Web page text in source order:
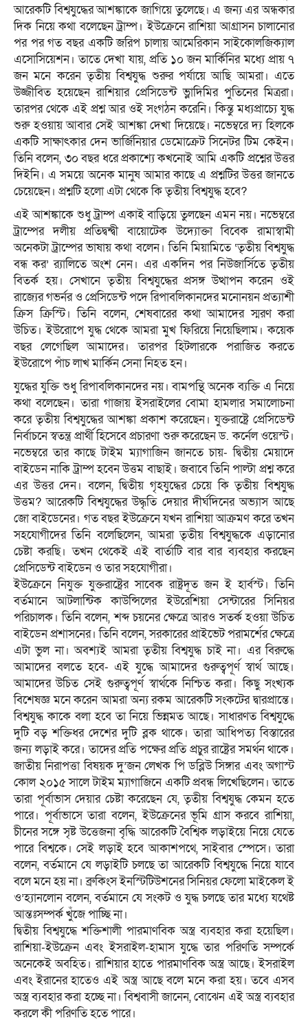
আরেকটি বিশ্বযুদ্ধের আশঙ্কাকে জাগিয়ে তুলেছে। এ জন্য এর অন্ধকার
দিক নিয়ে কথা বলেছেন ট্রাম্প। ইউক্রেনে রাশিয়া আগ্রাসন চালানোর
পর পর গত বছর একটি জরিপ চালায় আমেরিকান সাইকোলজিক্যাল
এসোসিয়েশন। তাতে দেখা যায়, প্রতি ১০ জন মার্কিনির মধ্যে প্রায় ৭
জন মনে করেন তৃতীয় বিশ্বযুদ্ধ শুরুর পর্যায়ে আছি আমরা। এতে
উজ্জীবিত হয়েছেন রাশিয়ার প্রেসিডেন্ট ভ্লাদিমির পুতিনের মিত্ররা।
তারপর থেকে এই প্রশ্ন আর ওই সংগঠন করেনি। কিন্তু মধ্যপ্রাচ্যে যুদ্ধ
শুরু হওয়ায় আবার সেই আশঙ্কা দেখা দিয়েছে। নভেম্বরে দ্য হিলকে
একটি সাক্ষাৎকার দেন ভার্জিনিয়ার ডেমোক্রেট সিনেটর টিম কেইন।
তিনি বলেন, ৩০ বছর ধরে প্রকাশ্যে কখনোই আমি একটি প্রশ্নের উত্তর
দিইনি। এ সময়ে অনেক মানুষ আমার কাছে এ প্রশ্নটির উত্তর জানতে
চেয়েছেন। প্রশ্নটি হলো এটা থেকে কি তৃতীয় বিশ্বযুদ্ধ হবে?
এই আশঙ্কাকে শুধু ট্রাম্প একাই বাড়িয়ে তুলছেন এমন নয়। নভেম্বরে
ট্রাম্পের দলীয় প্রতিদ্বন্দ্বী বায়োটেক উদ্যোক্তা বিবেক রামাস্বামী
অনেকটা ট্রাম্পের ভাষায় কথা বলেন। তিনি মিয়ামিতে ‘তৃতীয় বিশ্বযুদ্ধ
বন্ধ কর’ র‌্যালিতে অংশ নেন। এর একদিন পর নিউজার্সিতে তৃতীয়
বিতর্ক হয়। সেখানে তৃতীয় বিশ্বযুদ্ধের প্রসঙ্গ উত্থাপন করেন ওই
রাজ্যের গভর্নর ও প্রেসিডেন্ট পদে রিপাবলিকানদের মনোনয়ন প্রত্যাশী
ক্রিস ক্রিস্টি। তিনি বলেন, শেষবারের কথা আমাদের স্মরণ করা
উচিত। ইউরোপে যুদ্ধ থেকে আমরা মুখ ফিরিয়ে নিয়েছিলাম। কয়েক
বছর লেগেছিল আমাদের। তারপর হিটলারকে পরাজিত করতে
ইউরোপে পাঁচ লাখ মার্কিন সেনা নিহত হন।
যুদ্ধের যুক্তি শুধু রিপাবলিকানদের নয়। বামপন্থি অনেক ব্যক্তি এ নিয়ে
কথা বলেছেন। তারা গাজায় ইসরাইলের বোমা হামলার সমালোচনা
করে তৃতীয় বিশ্বযুদ্ধের আশঙ্কা প্রকাশ করেছেন। যুক্তরাষ্ট্রে প্রেসিডেন্ট
নির্বাচনে স্বতন্ত্র প্রার্থী হিসেবে প্রচারণা শুরু করেছেন ড. কর্নেল ওয়েস্ট।
নভেম্বরে তার কাছে টাইম ম্যাগাজিন জানতে চায়- দ্বিতীয় মেয়াদে
বাইডেন নাকি ট্রাম্প হবেন উত্তম বাছাই। জবাবে তিনি পাল্টা প্রশ্ন করে
এর উত্তর দেন। বলেন, দ্বিতীয় গৃহযুদ্ধের চেয়ে কি তৃতীয় বিশ্বযুদ্ধ
উত্তম? আরেকটি বিশ্বযুদ্ধের উদ্ধৃতি দেয়ার দীর্ঘদিনের অভ্যাস আছে
জো বাইডেনের। গত বছর ইউক্রেনে যখন রাশিয়া আক্রমণ করে তখন
সহযোগীদের তিনি বলেছিলেন, আমরা তৃতীয় বিশ্বযুদ্ধকে এড়ানোর
চেষ্টা করছি। তখন থেকেই এই বার্তাটি বার বার ব্যবহার করছেন
প্রেসিডেন্ট বাইডেন ও তার সহযোগীরা।
ইউক্রেনে নিযুক্ত যুক্তরাষ্ট্রের সাবেক রাষ্ট্রদূত জন ই হার্বস্ট। তিনি
বর্তমানে আটলান্টিক কাউন্সিলের ইউরেশিয়া সেন্টারের সিনিয়র
পরিচালক। তিনি বলেন, শব্দ চয়নের ক্ষেত্রে আরও সতর্ক হওয়া উচিত
বাইডেন প্রশাসনের। তিনি বলেন, সরকারের প্রাইভেট পরামর্শের ক্ষেত্রে
এটা ভুল না। অবশ্যই আমরা তৃতীয় বিশ্বযুদ্ধ চাই না। এর বিরুদ্ধে
আমাদের বলতে হবে- এই যুদ্ধে আমাদের গুরুত্বপূর্ণ স্বার্থ আছে।
আমাদের উচিত সেই গুরুত্বপূর্ণ স্বার্থকে নিশ্চিত করা। কিছু সংখ্যক
বিশেষজ্ঞ মনে করেন আমরা অন্য রকম আরেকটি সংকটের দ্বারপ্রান্তে।
বিশ্বযুদ্ধ কাকে বলা হবে তা নিয়ে ভিন্নমত আছে। সাধারণত বিশ্বযুদ্ধে
দুটি বড় শক্তিধর দেশের দুটি ব্লক থাকে। তারা আধিপত্য বিস্তারের
জন্য লড়াই করে। তাদের প্রতি পক্ষের প্রতি প্রচুর রাষ্ট্রের সমর্থন থাকে।
জাতীয় নিরাপত্তা বিষয়ক দু’জন লেখক পি ডব্লিউ সিঙ্গার এবং অগাস্ট
কোল ২০১৫ সালে টাইম ম্যাগাজিনে একটি প্রবন্ধ লিখেছিলেন। তাতে
তারা পূর্বাভাস দেয়ার চেষ্টা করেছেন যে, তৃতীয় বিশ্বযুদ্ধ কেমন হতে
পারে। পূর্বাভাসে তারা বলেন, ইউক্রেনের ভূমি গ্রাস করবে রাশিয়া,
চীনের সঙ্গে সৃষ্ট উত্তেজনা বৃদ্ধি আরেকটি বৈশ্বিক লড়াইয়ে নিয়ে যেতে
পারে বিশ্বকে। সেই লড়াই হবে আকাশপথে, সাইবার স্পেসে। তারা
বলেন, বর্তমানে যে লড়াইটি চলছে তা আরেকটি বিশ্বযুদ্ধে নিয়ে যাবে
বলে মনে হয় না। ব্রুকিংস ইনস্টিটিউশনের সিনিয়র ফেলো মাইকেল ই
ও’হ্যানলোন বলেন, বর্তমানে যে সংকট ও যুদ্ধ চলছে তার মধ্যে যথেষ্ট
আন্তঃসম্পর্ক খুঁজে পাচ্ছি না।
দ্বিতীয় বিশ্বযুদ্ধে শক্তিশালী পারমাণবিক অস্ত্র ব্যবহার করা হয়েছিল।
রাশিয়া-ইউক্রেন এবং ইসরাইল-হামাস যুদ্ধে তার পরিণতি সম্পর্কে
অনেকেই অবহিত। রাশিয়ার হাতে পারমাণবিক অস্ত্র আছে। ইসরাইল
এবং ইরানের হাতেও এই অস্ত্র আছে বলে মনে করা হয়। তবে এসব
অস্ত্র ব্যবহার করা হচ্ছে না। বিশ্ববাসী জানেন, বোঝেন এই অস্ত্র ব্যবহার
করলে কী পরিণতি হতে পারে।